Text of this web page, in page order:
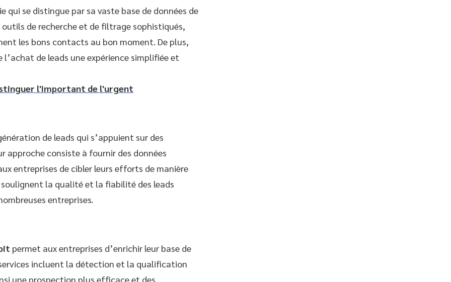
qui se distingue par sa vaste base de données de
outils de recherche et de filtrage sophistiqués,
les bons contacts au bon moment. De plus,
de leads une expérience simplifiée et
l'important de l'urgent
de leads qui s’appuient sur des
approche consiste à fournir des données
entreprises de cibler leurs efforts de manière
la qualité et la fiabilité des leads
entreprises.
permet aux entreprises d’enrichir leur base de
incluent la détection et la qualification
une prospection plus efficace et des